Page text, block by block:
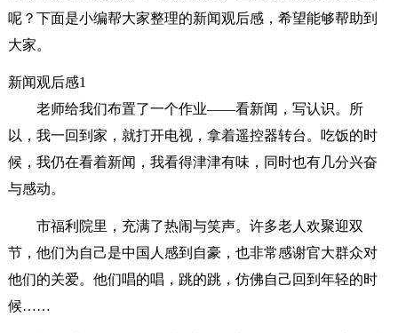
呢？下面是小编帮大家整理的新闻观后感，希望能够帮助到
大家。
新闻观后感1
老师给我们布置了一个作业——看新闻，写认识。所
以，我一回到家，就打开电视，拿着遥控器转台。吃饭的时
候，我仍在看着新闻，我看得津津有味，同时也有几分兴奋
与感动。
市福利院里，充满了热闹与笑声。许多老人欢聚迎双
节，他们为自己是中国人感到自豪，也非常感谢官大群众对
他们的关爱。他们唱的唱，跳的跳，仿佛自己回到年轻的时
候……